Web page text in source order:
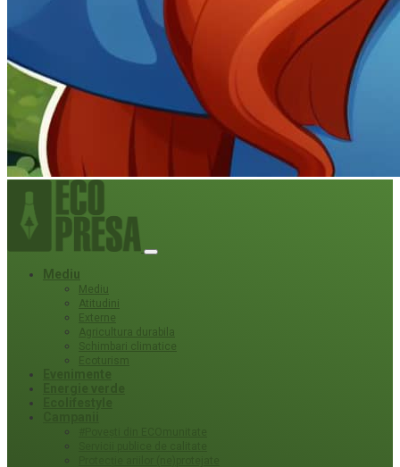
Mediu
Mediu
Atitudini
Externe
Agricultura durabila
Schimbari climatice
Ecoturism